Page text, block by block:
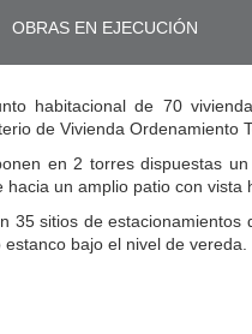
OBRAS EN EJECUCIÓN
habitacional de 70
de Vivienda Ordenamiento
en 2 torres dispuestas
hacia un amplio patio con vista
35 sitios de
bajo el nivel de vereda.